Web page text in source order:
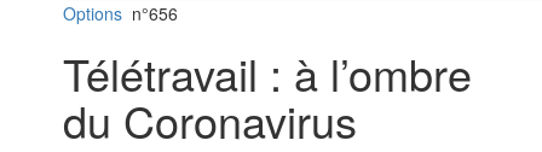
Options n°656
Télétravail : à l’ombre
du Coronavirus